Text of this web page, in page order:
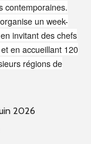
contemporaines.
un week-
invitant des chefs
en accueillant 120
régions de
2026